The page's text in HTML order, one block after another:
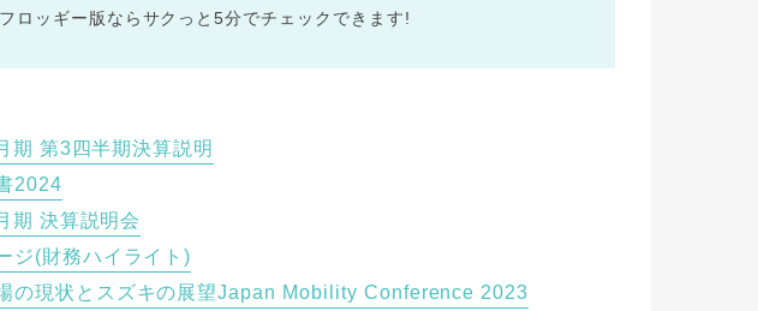
ロッギー版ならサクっと5分でチェックできます!
期 第3四半期決算説明
2024
期 決算説明会
ジ(財務ハイライト)
の現状とスズキの展望Japan Mobility Conference 2023